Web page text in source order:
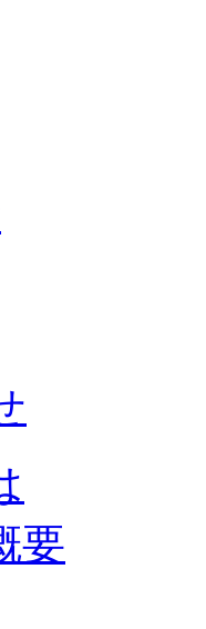
要